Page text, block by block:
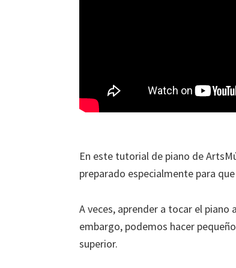
En este tutorial de piano de
preparado especialmente para
A veces, aprender a tocar el piano
embargo, podemos hacer
superior.